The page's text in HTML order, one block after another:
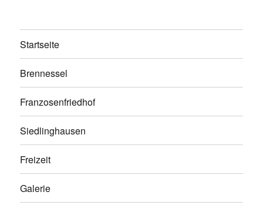
Startseite
Brennessel
Franzosenfriedhof
Siedlinghausen
Freizeit
Galerie